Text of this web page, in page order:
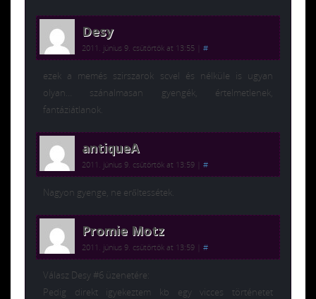
Desy
2011. június 9. csütörtök at 13:55 #
ezek a memés szirszarok scvel és nélküle is ugyan
olyan… szánalmasan gyengék, értelmetlenek,
fantáziátlanok.
antiqueA
2011. június 9. csütörtök at 13:59 #
Nagyon gyenge, ne erőltessétek.
Promie Motz
2011. június 9. csütörtök at 13:59 #
Válasz Desy #6 üzenetére:
Pedig direkt igyekeztem kb egy vicces történetet